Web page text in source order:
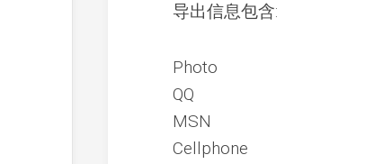
导出信息包含:
Photo
QQ
MSN
Cellphone